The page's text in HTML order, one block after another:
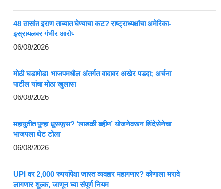
48 तासांत इराण ताब्यात घेण्याचा कट? राष्ट्राध्यक्षांचा अमेरिका-
इस्रायलवर गंभीर आरोप
06/08/2026
मोठी घडामोड! भाजपमधील अंतर्गत वादावर अखेर पडदा; अर्चना
पाटील यांचा मोठा खुलासा
06/08/2026
महायुतीत पुन्हा धुसफूस? ‘लाडकी बहीण’ योजनेवरून शिंदेसेनेचा
भाजपला थेट टोला
06/08/2026
UPI वर 2,000 रुपयांपेक्षा जास्त व्यवहार महागणार? कोणाला भरावे
लागणार शुल्क, जाणून घ्या संपूर्ण नियम